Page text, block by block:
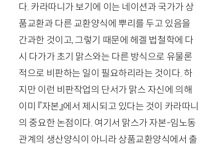
다. 카라따니가 보기에 이는 네이션과 국가가 상
품교환과 다른 교환양식에 뿌리를 두고 있음을
간과한 것이고, 그렇기 때문에 헤겔 법철학에 다
시 다가가 초기 맑스와는 다른 방식으로 유물론
적으로 비판하는 일이 필요하리라는 것이다. 하
지만 이런 비판작업의 단서가 맑스 자신에 의해
이미 『자본』에서 제시되고 있다는 것이 카라따니
의 중요한 논점이다. 여기서 맑스가 자본-임노동
관계의 생산양식이 아니라 상품교환양식에서 출